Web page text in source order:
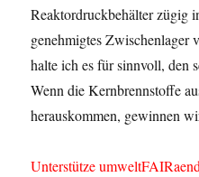
Reaktordruckbehälter zügig
genehmigtes Zwischenlager
halte ich es für sinnvoll, den
Wenn die Kernbrennstoffe
herauskommen, gewinnen
Unterstütze